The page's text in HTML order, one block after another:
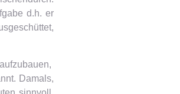
d.h. er
Damals,